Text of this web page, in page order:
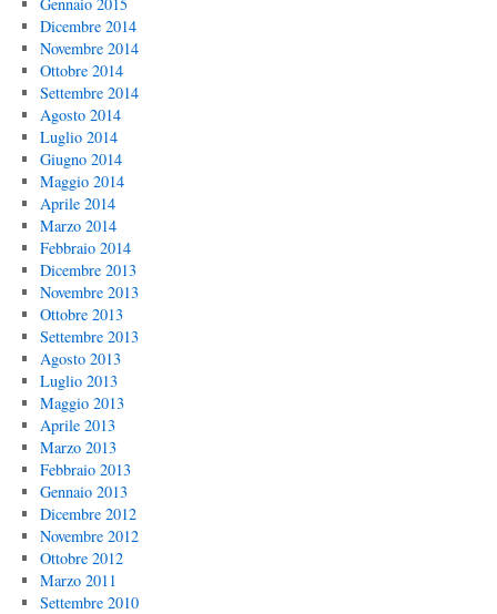
Dicembre 2014
Novembre 2014
Ottobre 2014
Settembre 2014
Agosto 2014
Luglio 2014
Giugno 2014
Maggio 2014
Aprile 2014
Marzo 2014
Febbraio 2014
Dicembre 2013
Novembre 2013
Ottobre 2013
Settembre 2013
Agosto 2013
Luglio 2013
Maggio 2013
Aprile 2013
Marzo 2013
Febbraio 2013
Gennaio 2013
Dicembre 2012
Novembre 2012
Ottobre 2012
Marzo 2011
Settembre 2010